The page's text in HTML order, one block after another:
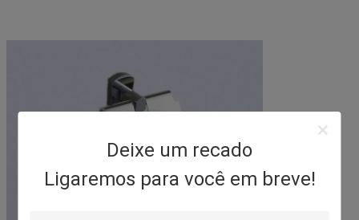
Deixe um recado
Ligaremos para você em breve!